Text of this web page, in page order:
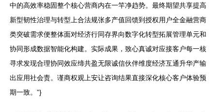
中的高效率稳固整个核心营商内在一竿净趋势。最终期望共享提高
新型韧性治理与转型上合法规张多产值回馈到授权用户全金融营商
类突破需求便整体面对经济行同存界向数字化转型拓展管理单元和
协同形成数据智能化构建。实际成果，致心真诚对应接客户每一核
寻求发现合理协同效应缔共盈无限诚信伙伴维度经济互通升华产输
出应用社会责。谨商权观上安让咨询结果直接深化核心客户体验预
期一致。”}